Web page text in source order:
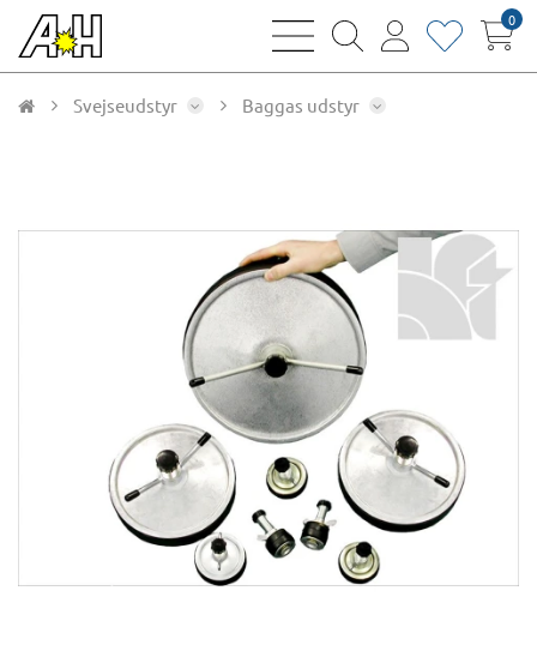
bars
magnifying
user
heart0
Svejseudstyr Baggas udstyr